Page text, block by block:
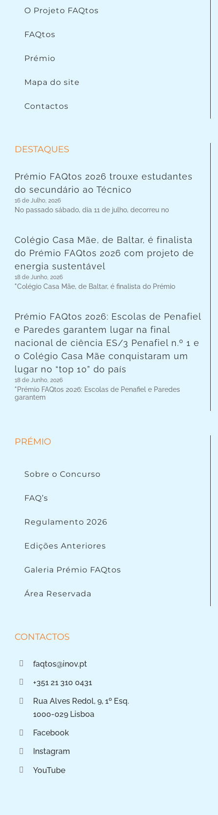
O Projeto FAQtos
FAQtos
Prémio
Mapa do site
Contactos
DESTAQUES
Prémio FAQtos 2026 trouxe estudantes
do secundário ao Técnico
16 de Julho, 2026
No passado sábado, dia 11 de julho, decorreu no
Colégio Casa Mãe, de Baltar, é finalista
do Prémio FAQtos 2026 com projeto de
energia sustentável
18 de Junho, 2026
"Colégio Casa Mãe, de Baltar, é finalista do Prémio
Prémio FAQtos 2026: Escolas de Penafiel
e Paredes garantem lugar na final
nacional de ciência ES/3 Penafiel n.º 1 e
o Colégio Casa Mãe conquistaram um
lugar no “top 10” do país
18 de Junho, 2026
"Prémio FAQtos 2026: Escolas de Penafiel e Paredes
garantem
PRÉMIO
Sobre o Concurso
FAQ’s
Regulamento 2026
Edições Anteriores
Galeria Prémio FAQtos
Área Reservada
CONTACTOS
faqtos@inov.pt
+351 21 310 0431
Rua Alves Redol, 9, 1º Esq.
1000-029 Lisboa
Facebook
Instagram
YouTube